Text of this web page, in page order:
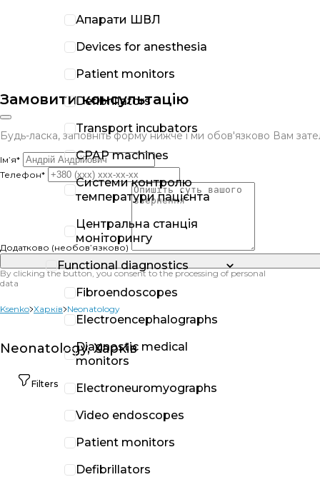
Замовити консультацію
Будь-ласка, заповніть форму нижче і ми обов'язково Вам
Ім’я*
Телефон*
Додатково (необов’язково)
By clicking the button, you consent to the processing of personal
data
Ksenko Харків Neonatology
Neonatology, Харків
Filters
Апарати ШВЛ
Devices for anesthesia
Patient monitors
Defibrillators
Transport incubators
CPAP machines
Системи контролю
температури пацієнта
Центральна станція
моніторингу
Functional diagnostics
Fibroendoscopes
Electroencephalographs
Diagnostic medical
monitors
Electroneuromyographs
Video endoscopes
Patient monitors
Defibrillators